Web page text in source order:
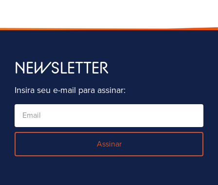
NEWSLETTER
Insira seu e-mail para assinar:
Assinar